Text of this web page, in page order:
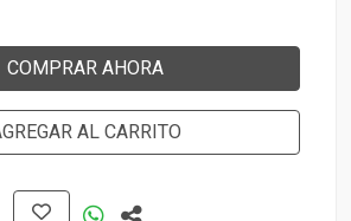
COMPRAR AHORA
AL CARRITO